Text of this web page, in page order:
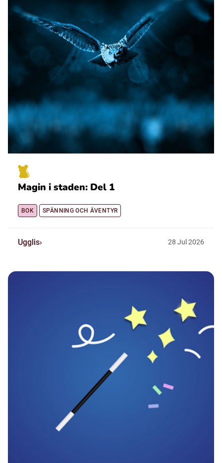
Magin i staden: Del 1
BOK SPÄNNING OCH ÄVENTYR
Ugglis 28 Jul 2026